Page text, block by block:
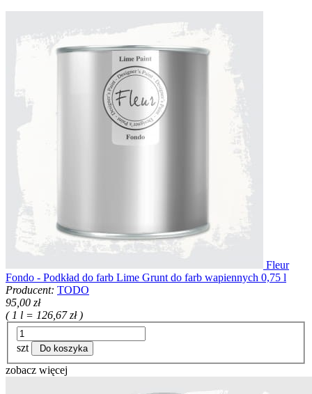
Fleur
Fondo - Podkład do farb Lime Grunt do farb wapiennych 0,75 l
Producent: TODO
95,00 zł
( 1 l = 126,67 zł )
szt Do koszyka
zobacz więcej